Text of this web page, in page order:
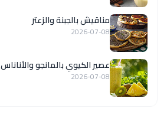
مناقيش بالجبنة والزعتر
2026-07-08
عصير الكيوي بالمانجو والأناناس
2026-07-08